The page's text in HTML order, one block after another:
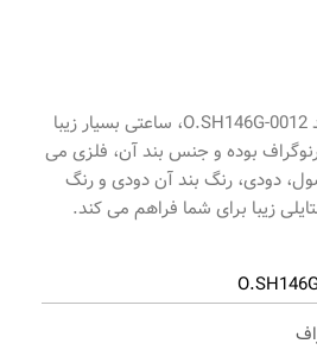
ساعت اورینتال مردانه کد O.SH146G-0012، ساعتی بسیار زیبا
از نوع کرنوگراف بوده و جنس بند آن، فلزی می
دودی، رنگ بند آن دودی و رنگ
زیبا برای شما فراهم می کند.